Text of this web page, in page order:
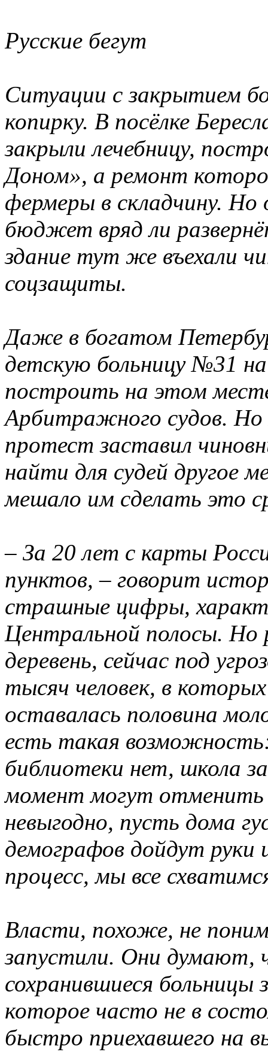
Русские бегут
Ситуации с закрытием
копирку. В посёлке
закрыли лечебницу,
Доном», а ремонт
фермеры в складчину.
бюджет вряд ли
здание тут же въехали
соцзащиты.
Даже в богатом
детскую больницу №31
построить на этом
Арбитражного судов.
протест заставил
найти для судей другое
мешало им сделать это
– За 20 лет с карты
пунктов, – говорит
страшные цифры,
Центральной полосы. Но
деревень, сейчас под
тысяч человек, в
оставалась половина
есть такая
библиотеки нет, школа
момент могут отменить
невыгодно, пусть дома
демографов дойдут руки
процесс, мы все
Власти, похоже, не
запустили. Они думают,
сохранившиеся больницы
которое часто не в
быстро приехавшего на